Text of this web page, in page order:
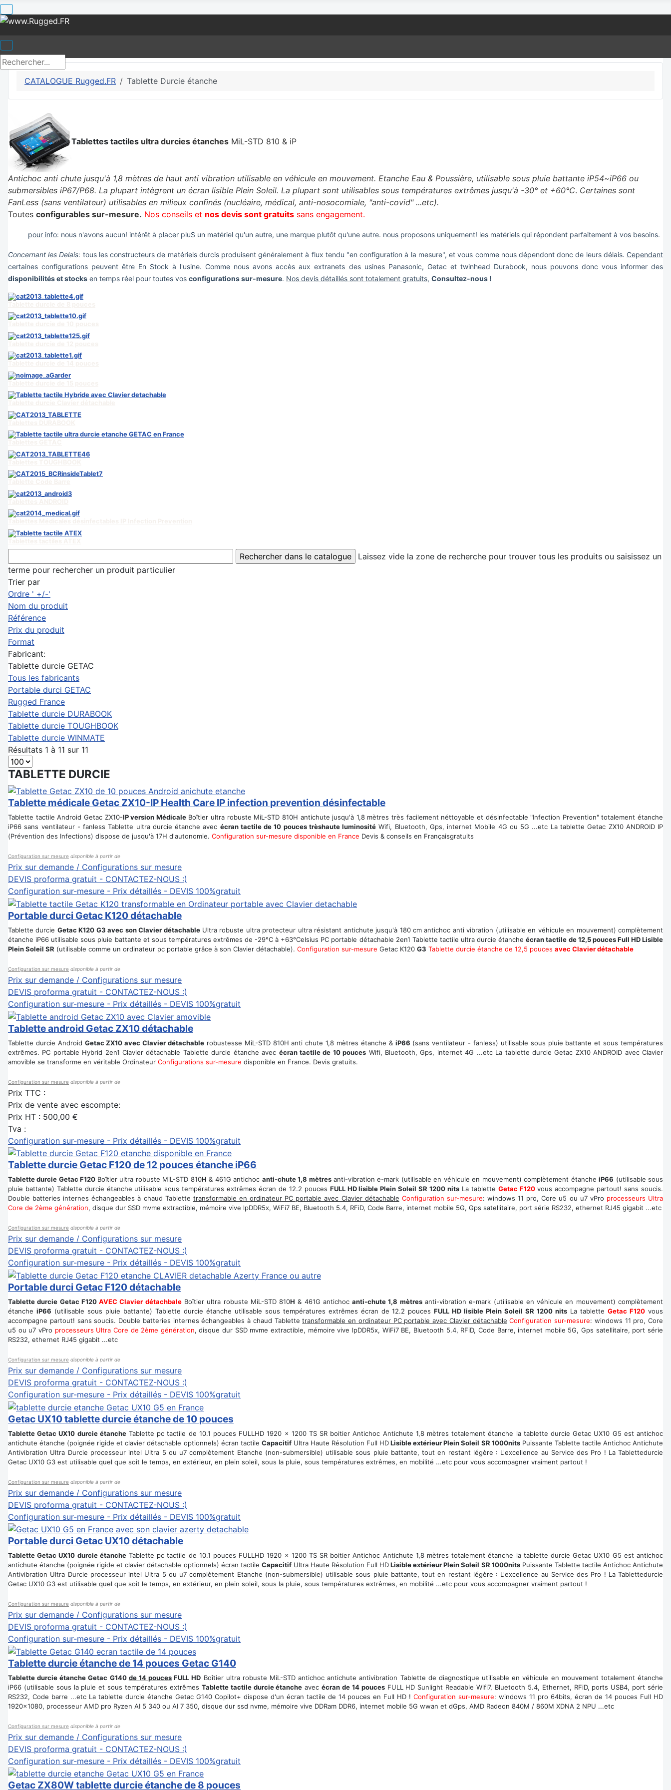
CATALOGUE Rugged.FR Tablette Durcie étanche
Tablettes tactiles ultra durcies étanches MiL-STD 810 & iP
Antichoc anti chute jusqu'à 1,8 mètres de haut anti vibration utilisable en véhicule en mouvement. Etanche Eau & Poussière, utilisable sous pluie battante iP54~iP66 ou
submersibles iP67/P68. La plupart intègrent un écran lisible Plein Soleil. La plupart sont utilisables sous températures extrêmes jusqu'à -30° et +60°C. Certaines sont
FanLess (sans ventilateur) utilisables en milieux confinés (nucléaire, médical, anti-nosocomiale, "anti-covid" ...etc).
Toutes configurables sur-mesure. Nos conseils et nos devis sont gratuits sans engagement.
pour info: nous n'avons aucun! intérêt à placer pluS un matériel qu'un autre, une marque plutôt qu'une autre. nous proposons uniquement! les matériels qui répondent parfaitement à vos besoins.
Concernant les Delais: tous les constructeurs de matériels durcis produisent généralement à flux tendu "en configuration à la mesure", et vous comme nous dépendont donc de leurs délais. Cependant
certaines configurations peuvent être En Stock à l'usine. Comme nous avons accès aux extranets des usines Panasonic, Getac et twinhead Durabook, nous pouvons donc vous informer des
disponibilités et stocks en temps réel pour toutes vos configurations sur-mesure. Nos devis détaillés sont totalement gratuits, Consultez-nous !
Laissez vide la zone de recherche pour trouver tous les produits ou saisissez un
terme pour rechercher un produit particulier
Trier par
Ordre ' +/-'
Nom du produit
Référence
Prix du produit
Format
Fabricant:
Tablette durcie GETAC
Tous les fabricants
Portable durci GETAC
Rugged France
Tablette durcie DURABOOK
Tablette durcie TOUGHBOOK
Tablette durcie WINMATE
Résultats 1 à 11 sur 11
TABLETTE DURCIE
Tablette médicale Getac ZX10-IP Health Care IP infection prevention désinfectable
Tablette tactile Android Getac ZX10-IP version MédicaleBoîtier ultra robuste MiL-STD 810H antichute jusqu'à 1,8 mètres très facilement néttoyable et désinfectable "Infection Prevention" totalement étanche
iP66 sans ventilateur - fanless Tablette ultra durcie étanche avec écran tactile de 10 pouces trèshaute luminosité Wifi, Bluetooth, Gps, internet Mobile 4G ou 5G ...etc La tablette Getac ZX10 ANDROID IP
(Prévention des Infections) dispose de jusqu'à 17H d'autonomie. Configuration sur-mesure disponible en France Devis & conseils en Françaisgratuits
Configuration sur mesure disponible à partir de
Prix sur demande / Configurations sur mesure
DEVIS proforma gratuit - CONTACTEZ-NOUS :)
Configuration sur-mesure - Prix détaillés - DEVIS 100%gratuit
Portable durci Getac K120 détachable
Tablette durcie Getac K120 G3 avec son Clavier détachableUltra robuste ultra protecteur ultra résistant antichute jusqu'à 180 cm antichoc anti vibration (utilisable en véhicule en mouvement) complètement
étanche iP66 utilisable sous pluie battante et sous températures extrêmes de -29°C à +63°Celsius PC portable détachable 2en1 Tablette tactile ultra durcie étancheécran tactile de 12,5 pouces Full HD Lisible
Plein Soleil SR (utilisable comme un ordinateur pc portable grâce à son Clavier détachable). Configuration sur-mesure Getac K120 G3 Tablette durcie étanche de 12,5 pouces avec Clavier détachable
Configuration sur mesure disponible à partir de
Prix sur demande / Configurations sur mesure
DEVIS proforma gratuit - CONTACTEZ-NOUS :)
Configuration sur-mesure - Prix détaillés - DEVIS 100%gratuit
Tablette android Getac ZX10 détachable
Tablette durcie Android Getac ZX10 avec Clavier détachable robustesse MiL-STD 810H anti chute 1,8 mètres étanche & iP66 (sans ventilateur - fanless) utilisable sous pluie battante et sous températures
extrêmes. PC portable Hybrid 2en1 Clavier détachable Tablette durcie étanche avec écran tactile de 10 pouces Wifi, Bluetooth, Gps, internet 4G ...etc La tablette durcie Getac ZX10 ANDROID avec Clavier
amovible se transforme en véritable Ordinateur Configurations sur-mesure disponible en France. Devis gratuits.
Configuration sur mesure disponible à partir de
Prix TTC :
Prix de vente avec escompte:
Prix HT : 500,00 €
Tva :
Configuration sur-mesure - Prix détaillés - DEVIS 100%gratuit
Tablette durcie Getac F120 de 12 pouces étanche iP66
Tablette durcie Getac F120 Boîtier ultra robuste MiL-STD 810H & 461G antichoc anti-chute 1,8 mètresanti-vibration e-mark (utilisable en véhicule en mouvement) complètement étancheiP66 (utilisable sous
pluie battante) Tablette durcie étanche utilisable sous températures extrêmes écran de 12.2 pouces FULL HD lisible Plein Soleil SR 1200 nitsLa tablette Getac F120vous accompagne partout! sans soucis.
Double batteries internes échangeables à chaud Tablette transformable en ordinateur PC portable avec Clavier détachable Configuration sur-mesure: windows 11 pro, Core u5 ou u7 vPro processeurs Ultra
Core de 2ème génération, disque dur SSD mvme extractible, mémoire vive lpDDR5x, WiFi7 BE, Bluetooth 5.4, RFiD, Code Barre, internet mobile 5G, Gps satellitaire, port série RS232, ethernet RJ45 gigabit ...etc
Configuration sur mesure disponible à partir de
Prix sur demande / Configurations sur mesure
DEVIS proforma gratuit - CONTACTEZ-NOUS :)
Configuration sur-mesure - Prix détaillés - DEVIS 100%gratuit
Portable durci Getac F120 détachable
Tablette durcie Getac F120AVEC Clavier détachbaleBoîtier ultra robuste MiL-STD 810H & 461G antichocanti-chute 1,8 mètresanti-vibration e-mark (utilisable en véhicule en mouvement) complètement
étanche iP66 (utilisable sous pluie battante) Tablette durcie étanche utilisable sous températures extrêmes écran de 12.2 poucesFULL HD lisible Plein Soleil SR 1200 nits La tabletteGetac F120 vous
accompagne partout! sans soucis. Double batteries internes échangeables à chaud Tablettetransformable en ordinateur PC portable avec Clavier détachable Configuration sur-mesure: windows 11 pro, Core
u5 ou u7 vPro processeurs Ultra Core de 2ème génération, disque dur SSD mvme extractible, mémoire vive lpDDR5x, WiFi7 BE, Bluetooth 5.4, RFiD, Code Barre, internet mobile 5G, Gps satellitaire, port série
RS232, ethernet RJ45 gigabit ...etc
Configuration sur mesure disponible à partir de
Prix sur demande / Configurations sur mesure
DEVIS proforma gratuit - CONTACTEZ-NOUS :)
Configuration sur-mesure - Prix détaillés - DEVIS 100%gratuit
Getac UX10 tablette durcie étanche de 10 pouces
Tablette Getac UX10 durcie étancheTablette pc tactile de 10.1 pouces FULLHD 1920 x 1200 TS SR boitier Antichoc Antichute 1,8 mètres totalement étanche la tablette durcie Getac UX10 G5 est antichoc
antichute étanche (poignée rigide et clavier détachable optionnels) écran tactile CapacitifUltra Haute Résolution Full HDLisible extérieur Plein Soleil SR 1000nitsPuissante Tablette tactile Antichoc Antichute
Antivibration Ultra Durcie processeur intel Ultra 5 ou u7 complètement Etanche (non-submersible) utilisable sous pluie battante, tout en restant légère : L'excellence au Service des Pro ! La Tablettedurcie
Getac UX10 G3 est utilisable quel que soit le temps, en extérieur, en plein soleil, sous la pluie, sous températures extrêmes, en mobilité ...etc pour vous accompagner vraiment partout !
Configuration sur mesure disponible à partir de
Prix sur demande / Configurations sur mesure
DEVIS proforma gratuit - CONTACTEZ-NOUS :)
Configuration sur-mesure - Prix détaillés - DEVIS 100%gratuit
Portable durci Getac UX10 détachable
Tablette Getac UX10 durcie étancheTablette pc tactile de 10.1 pouces FULLHD 1920 x 1200 TS SR boitier Antichoc Antichute 1,8 mètres totalement étanche la tablette durcie Getac UX10 G5 est antichoc
antichute étanche (poignée rigide et clavier détachable optionnels) écran tactile CapacitifUltra Haute Résolution Full HDLisible extérieur Plein Soleil SR 1000nitsPuissante Tablette tactile Antichoc Antichute
Antivibration Ultra Durcie processeur intel Ultra 5 ou u7 complètement Etanche (non-submersible) utilisable sous pluie battante, tout en restant légère : L'excellence au Service des Pro ! La Tablettedurcie
Getac UX10 G3 est utilisable quel que soit le temps, en extérieur, en plein soleil, sous la pluie, sous températures extrêmes, en mobilité ...etc pour vous accompagner vraiment partout !
Configuration sur mesure disponible à partir de
Prix sur demande / Configurations sur mesure
DEVIS proforma gratuit - CONTACTEZ-NOUS :)
Configuration sur-mesure - Prix détaillés - DEVIS 100%gratuit
Tablette durcie étanche de 14 pouces Getac G140
Tablette durcie étanche Getac G140 de 14 pouces FULL HD Boîtier ultra robuste MiL-STD antichoc antichute antivibration Tablette de diagnostique utilisable en véhicule en mouvement totalement étanche
iP66 (utilisable sous la pluie et sous températures extrêmes Tablette tactile durcie étanche avecécran de 14 poucesFULL HD Sunlight Readable Wifi7, Bluetooth 5.4, Ethernet, RFiD, ports USB4, port série
RS232, Code barre ...etc La tablette durcie étanche Getac G140 Copilot+ dispose d'un écran tactile de 14 pouces en Full HD !Configuration sur-mesure: windows 11 pro 64bits, écran de 14 pouces Full HD
1920x1080, processeur AMD pro Ryzen AI 5 340 ou AI 7 350, disque dur ssd nvme, mémoire vive DDRam DDR6, internet mobile 5G wwan et dGps, AMD Radeon 840M / 860M XDNA 2 NPU ...etc
Configuration sur mesure disponible à partir de
Prix sur demande / Configurations sur mesure
DEVIS proforma gratuit - CONTACTEZ-NOUS :)
Configuration sur-mesure - Prix détaillés - DEVIS 100%gratuit
Getac ZX80W tablette durcie étanche de 8 pouces